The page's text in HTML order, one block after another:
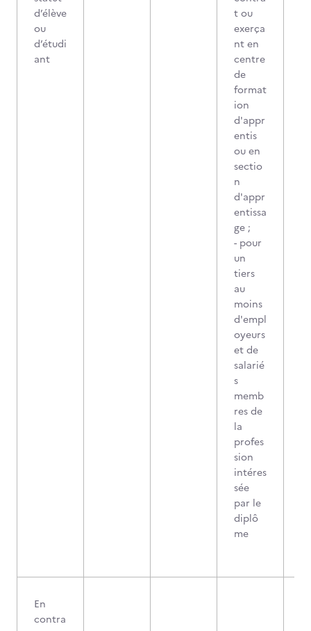
d’élève
ou
d’étudi
ant
t ou
exerça
nt en
centre
de
format
ion
d'appr
entis
ou en
sectio
n
d'appr
entissa
ge ;
- pour
un
tiers
au
moins
d'empl
oyeurs
et de
salarié
s
memb
res de
la
profes
sion
intéres
sée
par le
diplô
me
En
contra